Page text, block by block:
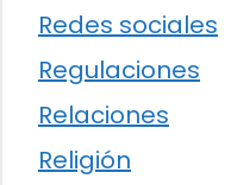
Redes sociales
Regulaciones
Relaciones
Religión